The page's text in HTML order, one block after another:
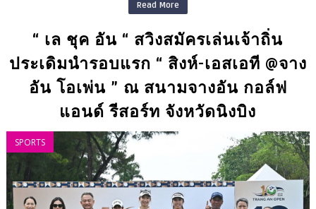
Read More
“ เล ชุค อัน “ สวิงสมัครเล่นเจ้าถิ่น
ประเดิมนำรอบแรก “ สิงห์-เอสเอที @จาง
อัน โอเพ่น ” ณ สนามจางอัน กอล์ฟ
แอนด์ รีสอร์ท จังหวัดนิงบิง
SPORTS